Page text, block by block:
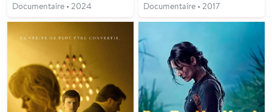
Documentaire • 2024 Documentaire • 2017